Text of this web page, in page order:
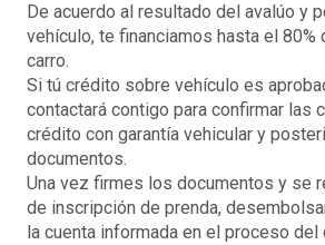
De acuerdo al resultado del avalúo y
vehículo, te financiamos hasta el 80%
carro.
Si tú crédito sobre vehículo es
contactará contigo para confirmar las
crédito con garantía vehicular y
documentos.
Una vez firmes los documentos y se
de inscripción de prenda,
la cuenta informada en el proceso del